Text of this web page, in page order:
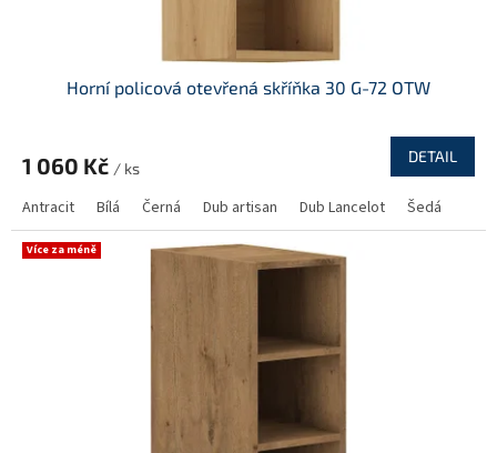
Horní policová otevřená skříňka 30 G-72 OTW
1 060 Kč / ks
DETAIL
Antracit Bílá Černá Dub artisan Dub Lancelot Šedá
Více za méně